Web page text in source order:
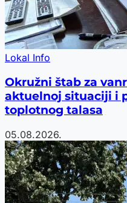
Lokal Info
Okružni štab za
aktuelnoj situaciji i
toplotnog talasa
05.08.2026.